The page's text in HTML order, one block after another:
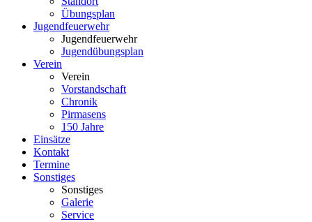
Übungsplan
Jugendfeuerwehr
Jugendfeuerwehr
Jugendübungsplan
Verein
Verein
Vorstandschaft
Chronik
Pirmasens
150 Jahre
Einsätze
Kontakt
Termine
Sonstiges
Sonstiges
Galerie
Service